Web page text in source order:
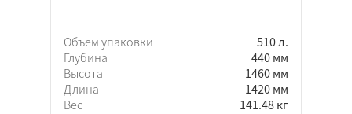
Объем упаковки
510 л.
Глубина
440 мм
Высота
1460 мм
Длина
1420 мм
Вес
141.48 кг